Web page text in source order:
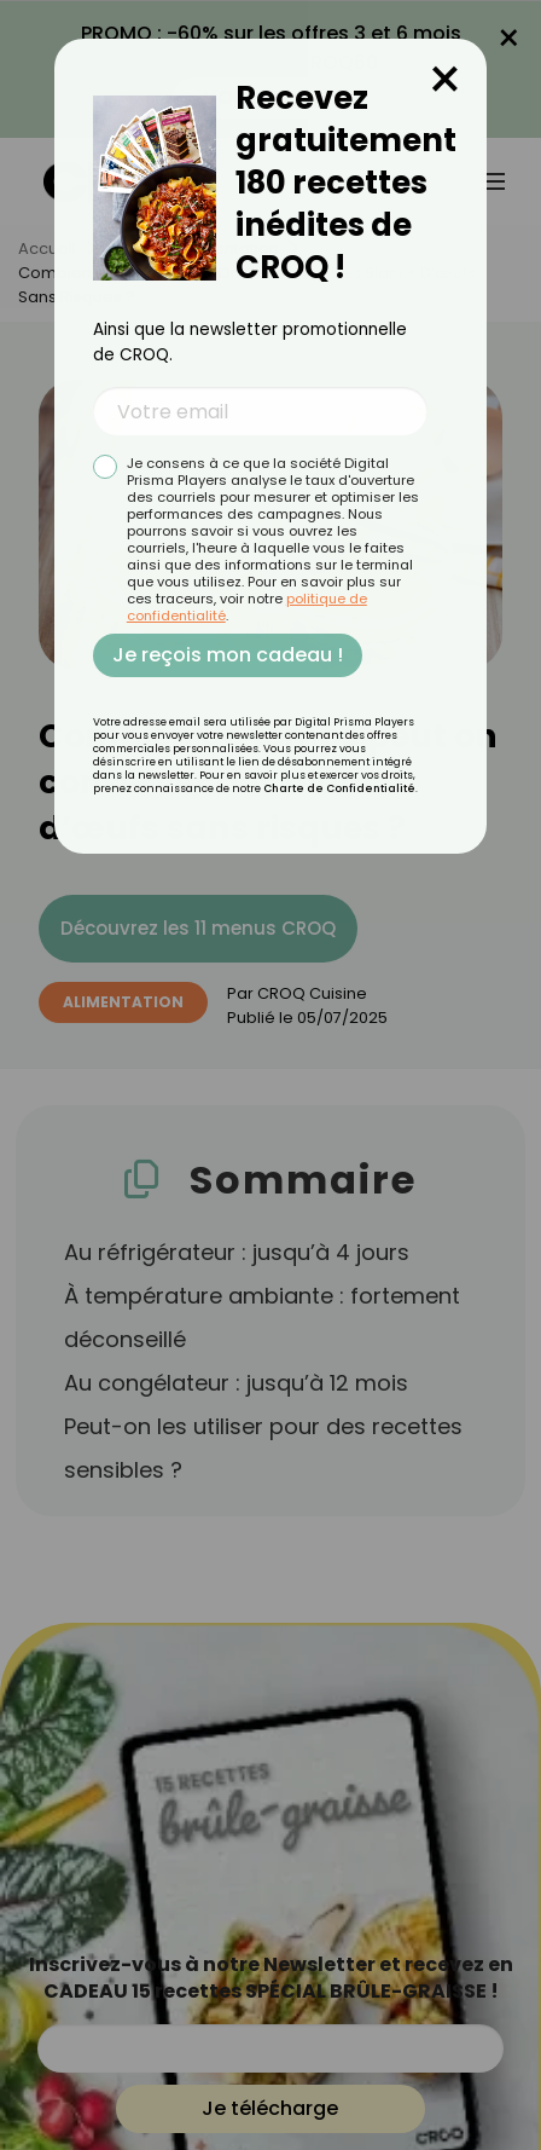
PROMO : -60% sur les offres 3 et 6 mois
VOIR LA PROMO
×
Accueil Actus
Alimentation
Combien De Temps Peut On Conserver Des Blancs D’œufs
Sans Risques ?
Combien de temps peut on
conserver des blancs
d’œufs sans risques ?
Découvrez les 11 menus CROQ
ALIMENTATION Par CROQ Cuisine
Publié le 05/07/2025
Sommaire
Au réfrigérateur : jusqu’à 4 jours
À température ambiante : fortement
déconseillé
Au congélateur : jusqu’à 12 mois
Peut-on les utiliser pour des recettes
sensibles ?
Inscrivez-vous à notre Newsletter et recevez en
CADEAU 15 recettes SPÉCIAL BRÛLE-GRAISSE !
Je télécharge
Recevez
gratuitement
180 recettes
inédites de
CROQ !
×
Ainsi que la newsletter promotionnelle
de CROQ.
Je consens à ce que la société Digital
Prisma Players analyse le taux d'ouverture
des courriels pour mesurer et optimiser les
performances des campagnes. Nous
pourrons savoir si vous ouvrez les
courriels, l'heure à laquelle vous le faites
ainsi que des informations sur le terminal
que vous utilisez. Pour en savoir plus sur
ces traceurs, voir notre politique de
confidentialité.
Je reçois mon cadeau !
Votre adresse email sera utilisée par Digital Prisma Players
pour vous envoyer votre newsletter contenant des offres
commerciales personnalisées. Vous pourrez vous
désinscrire en utilisant le lien de désabonnement intégré
dans la newsletter. Pour en savoir plus et exercer vos droits,
prenez connaissance de notre Charte de Confidentialité.